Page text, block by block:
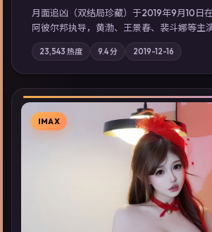
月面追凶（双结局珍藏）于2019年9月10日
阿彼尔邦执导，黄渤、王景春、裴斗娜等主
事主轴，两代人的执念在暴风雨夜正面相撞
域气质；站内亦可通过「国产免费观看高清
检索同类型高分佳作，畅享高清在线追剧体
23,543 热度 9.4分 2019-12-16
▶
IMAX